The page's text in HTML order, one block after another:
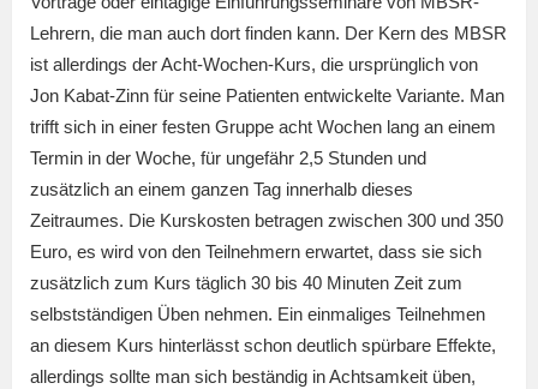
Lehrern, die man auch dort finden kann. Der Kern des MBSR
ist allerdings der Acht-Wochen-Kurs, die ursprünglich von
Jon Kabat-Zinn für seine Patienten entwickelte Variante. Man
trifft sich in einer festen Gruppe acht Wochen lang an einem
Termin in der Woche, für ungefähr 2,5 Stunden und
zusätzlich an einem ganzen Tag innerhalb dieses
Zeitraumes. Die Kurskosten betragen zwischen 300 und 350
Euro, es wird von den Teilnehmern erwartet, dass sie sich
zusätzlich zum Kurs täglich 30 bis 40 Minuten Zeit zum
selbstständigen Üben nehmen. Ein einmaliges Teilnehmen
an diesem Kurs hinterlässt schon deutlich spürbare Effekte,
allerdings sollte man sich beständig in Achtsamkeit üben,